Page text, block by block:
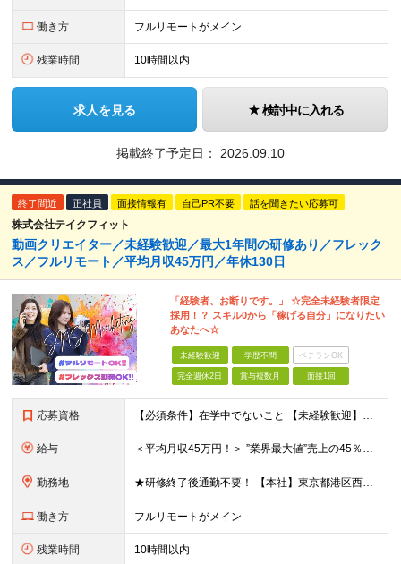
働き方 フルリモートがメイン
残業時間 10時間以内
求人を見る 検討中に入れる
掲載終了予定日： 2026.09.10
終了間近 正社員 面接情報有 自己PR不要 話を聞きたい応募可
株式会社テイクフィット
動画クリエイター／未経験歓迎／最大1年間の研修あり／フレック
ス／フルリモート／平均月収45万円／年休130日
「経験者、お断りです。」 ☆完全未経験者限定
採用！？ スキル0から「稼げる自分」になりたい
あなたへ☆
未経験歓迎 学歴不問 ベテランOK
完全週休2日 賞与複数月 面接1回
応募資格 【必須条件】在学中でないこと 【未経験歓迎】学歴不問／職種未経験／業種未経験／第二新卒／ブランクOK ★未経験歓迎 ★第二新卒歓迎 ★異業種からの入社メンバー95％以上 ★学歴・経験不問 ★主夫・主
給与 ＜平均月収45万円！＞ ”業界最大値”売上の45％以上をそのまま支給。 ■研修期間後 月給25万円～75万円＋各種インセンティブ □研修期間 月給23.5万円＋PRインセンティブ（売上の45％還元
勤務地 ★研修終了後通勤不要！ 【本社】東京都港区西麻布1-2-14デュオ・スカーラ西麻布タワーウエスト 602号室 【品川支社】東京都品川区西五反田5-23-3BLOCKS目黒不動前3階 【大阪支社】大阪
働き方 フルリモートがメイン
残業時間 10時間以内